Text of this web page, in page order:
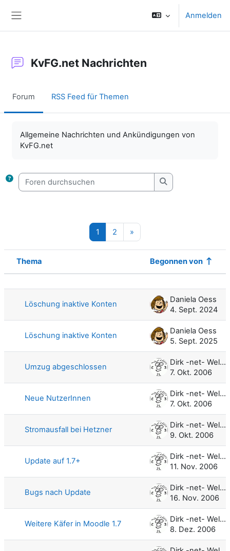
Anmelden
KvFG.net Nachrichten
Forum RSS Feed für Themen
Allgemeine Nachrichten und Ankündigungen von
KvFG.net
Foren durchsuchen
Foren
1 Seite 1
2 Seite 2
»
Status
Thema Begonnen von
Löschung inaktive Konten
Daniela Oess
4. Sept. 2024
Löschung inaktive Konten
Daniela Oess
5. Sept. 2025
Umzug abgeschlossen
Dirk -net- Weller
7. Okt. 2006
Neue NutzerInnen
Dirk -net- Weller
7. Okt. 2006
Stromausfall bei Hetzner
Dirk -net- Weller
9. Okt. 2006
Update auf 1.7+
Dirk -net- Weller
11. Nov. 2006
Bugs nach Update
Dirk -net- Weller
16. Nov. 2006
Weitere Käfer in Moodle 1.7
Dirk -net- Weller
8. Dez. 2006